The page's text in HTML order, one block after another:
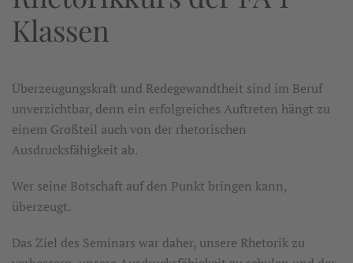
Klassen
Überzeugungskraft und Redegewandtheit sind im Beruf
unverzichtbar, denn ein erfolgreiches Auftreten hängt zu
einem Großteil auch von der rhetorischen
Ausdrucksfähigkeit ab.
Wer seine Botschaft auf den Punkt bringen kann,
überzeugt.
Das Ziel des Seminars war daher, unsere Rhetorik zu